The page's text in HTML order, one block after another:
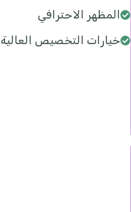
المظهر الاحترافي
خيارات التخصيص العالية